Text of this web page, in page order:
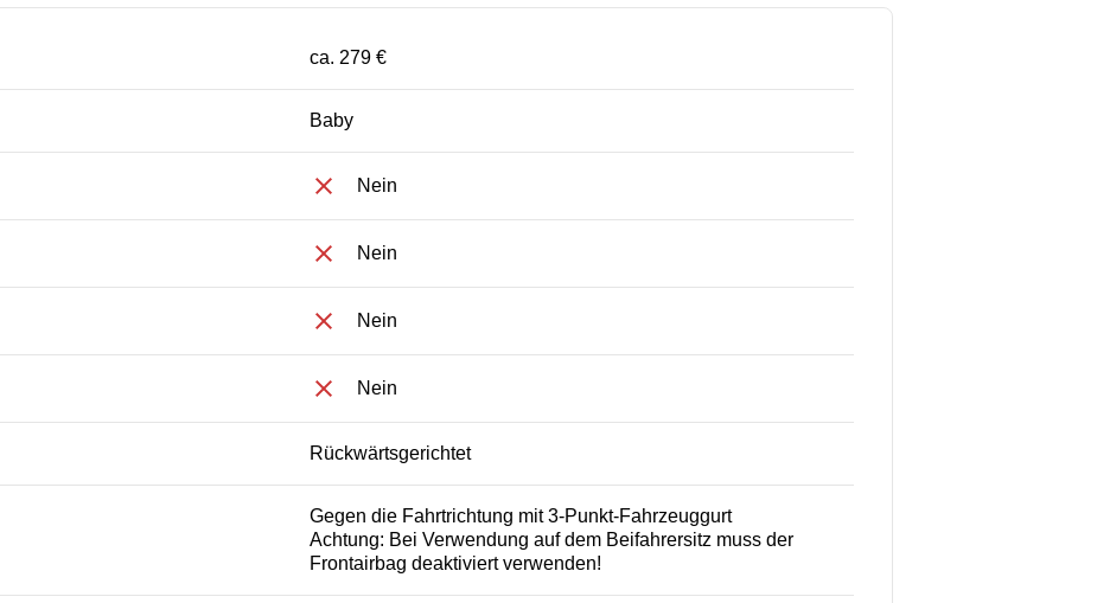
ca. 279 €
Baby
Nein
Nein
Nein
Nein
Rückwärtsgerichtet
Gegen die Fahrtrichtung mit 3-Punkt-Fahrzeuggurt
Achtung: Bei Verwendung auf dem Beifahrersitz muss der
Frontairbag deaktiviert verwenden!